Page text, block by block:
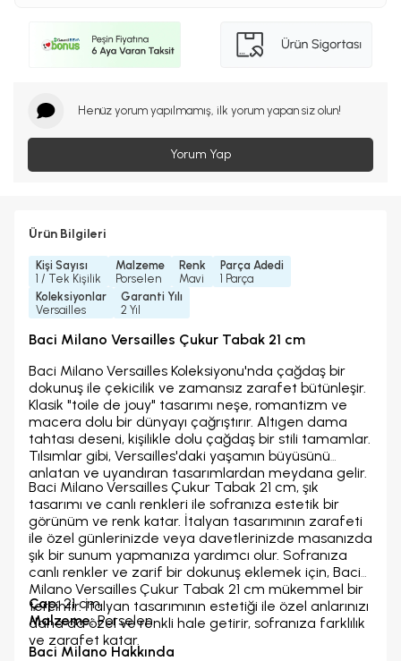
%5
Henüz yorum yapılmamış, ilk yorum yapan siz olun!
Yorum Yap
Ürün Bilgileri
Kişi Sayısı
1 / Tek Kişilik
Malzeme
Porselen
Renk
Mavi
Parça Adedi
1 Parça
Koleksiyonlar
Versailles
Garanti Yılı
2 Yıl
Baci Milano Versailles Çukur Tabak 21 cm
Baci Milano Versailles Koleksiyonu'nda çağdaş bir
dokunuş ile çekicilik ve zamansız zarafet bütünleşir.
Klasik "toile de jouy" tasarımı neşe, romantizm ve
macera dolu bir dünyayı çağrıştırır. Altıgen dama
tahtası deseni, kişilikle dolu çağdaş bir stili tamamlar.
Tılsımlar gibi, Versailles'daki yaşamın büyüsünü
anlatan ve uyandıran tasarımlardan meydana gelir.
Baci Milano Versailles Çukur Tabak 21 cm, şık
tasarımı ve canlı renkleri ile sofranıza estetik bir
görünüm ve renk katar. İtalyan tasarımının zarafeti
ile özel günlerinizde veya davetlerinizde masanızda
şık bir sunum yapmanıza yardımcı olur. Sofranıza
canlı renkler ve zarif bir dokunuş eklemek için, Baci
Milano Versailles Çukur Tabak 21 cm mükemmel bir
tercihtir. İtalyan tasarımının estetiği ile özel anlarınızı
daha da özel ve renkli hale getirir, sofranıza farklılık
ve zarafet katar.
Çap:21 cm
Malzeme:Porselen
Baci Milano Hakkında